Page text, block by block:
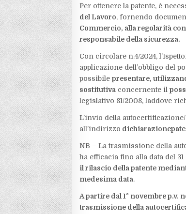
Per ottenere la patente, è
del Lavoro, fornendo
Commercio, alla regolarità
responsabile della sicurezza.
Con circolare n.4/2024,
applicazione dell’obbligo del
possibilepresentare,
sostitutiva concernente il
legislativo 81/2008, laddove
L’invio della
all’indirizzo
NB – La trasmissione della
ha efficacia fino alla data del
il rilascio della patente
medesima data.
A partire dal 1° novembre p.v.
trasmissione della